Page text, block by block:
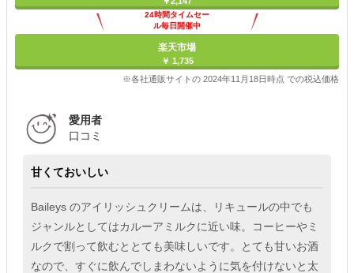
24時間タイムセー
ル毎日開催中
楽天市場
￥ 1,735
※各社通販サイトの 2024年11月18日時点 での税込価格
愛用者
口コミ
甘くておいしい
Baileys のアイリッシュクリームは、リキュールの中でも
ジャンルとしてはカルーアミルクに近い味。コーヒーやミ
ルクで割って飲むととても美味しいです。とても甘いお酒
なので、すぐに飲んでしまわないように気を付けないと太